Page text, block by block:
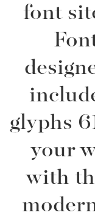
font
glyphs
your
with